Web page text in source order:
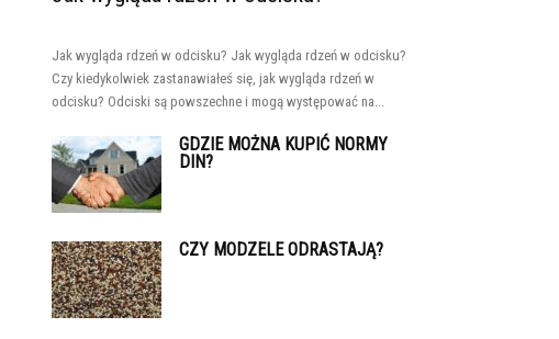
Jak wygląda rdzeń w odcisku? Jak wygląda rdzeń w odcisku?
Czy kiedykolwiek zastanawiałeś się, jak wygląda rdzeń w
odcisku? Odciski są powszechne i mogą występować na...
GDZIE MOŻNA KUPIĆ NORMY
DIN?
CZY MODZELE ODRASTAJĄ?